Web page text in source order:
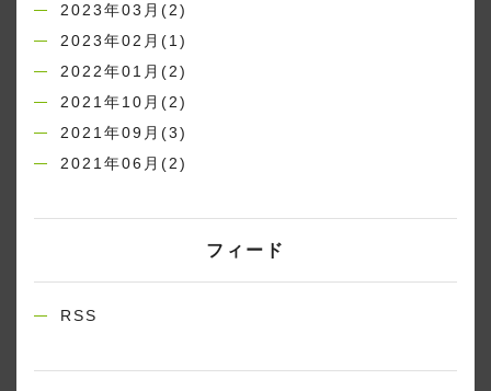
2023年03月(2)
2023年02月(1)
2022年01月(2)
2021年10月(2)
2021年09月(3)
2021年06月(2)
フィード
RSS